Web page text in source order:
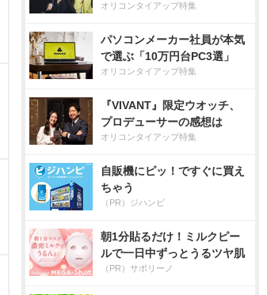
オリコンタイアップ特集
パソコンメーカー社員が本気
で選ぶ「10万円台PC3選」
オリコンタイアップ特集
『VIVANT』限定ウオッチ、
プロデューサーの感想は
オリコンタイアップ特集
自販機にピッ！ですぐに買え
ちゃう
（PR）ジハンピ
朝1分貼るだけ！ミルクピー
ルで一日中ずっとうるツヤ肌
（PR）サボリーノ